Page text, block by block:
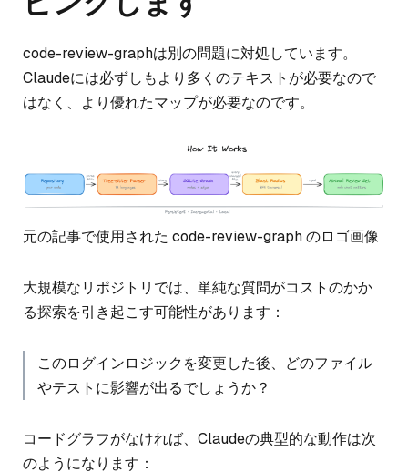
code-review-graphは別の問題に対処しています。
Claudeには必ずしもより多くのテキストが必要なので
はなく、より優れたマップが必要なのです。
元の記事で使用された code-review-graph のロゴ画像
大規模なリポジトリでは、単純な質問がコストのかか
る探索を引き起こす可能性があります：
このログインロジックを変更した後、どのファイル
やテストに影響が出るでしょうか？
コードグラフがなければ、Claudeの典型的な動作は次
のようになります：